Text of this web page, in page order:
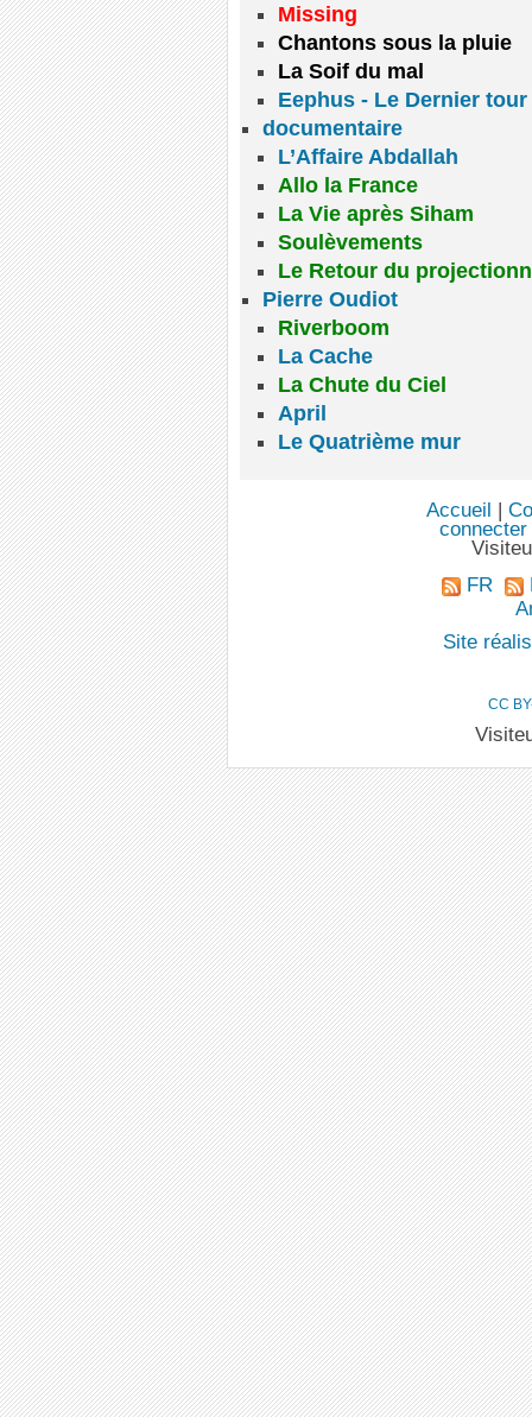
Missing
Chantons sous la pluie
La Soif du mal
Eephus - Le Dernier
documentaire
L’Affaire Abdallah
Allo la France
La Vie après Siham
Soulèvements
Le Retour du
Pierre Oudiot
Riverboom
La Cache
La Chute du Ciel
April
Le Quatrième mur
Accueil
connecter
FR
Site
CC